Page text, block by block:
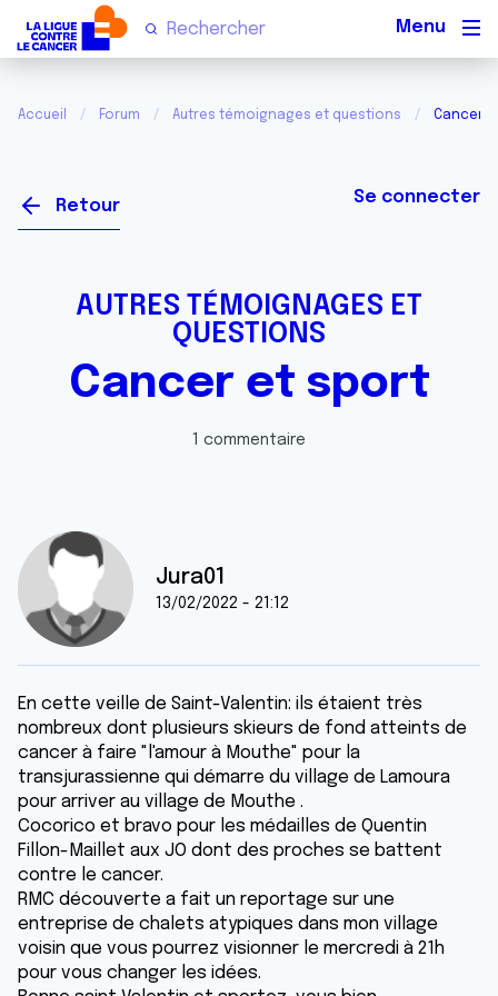
Accueil Forum Autres témoignages et questions Cancer
Retour Se connecter
AUTRES TÉMOIGNAGES ET
QUESTIONS
Cancer et sport
1 commentaire
Jura01
13/02/2022 - 21:12
En cette veille de Saint-Valentin: ils étaient très
nombreux dont plusieurs skieurs de fond atteints de
cancer à faire "l'amour à Mouthe" pour la
transjurassienne qui démarre du village de Lamoura
pour arriver au village de Mouthe .
Cocorico et bravo pour les médailles de Quentin
Fillon-Maillet aux JO dont des proches se battent
contre le cancer.
RMC découverte a fait un reportage sur une
entreprise de chalets atypiques dans mon village
voisin que vous pourrez visionner le mercredi à 21h
pour vous changer les idées.